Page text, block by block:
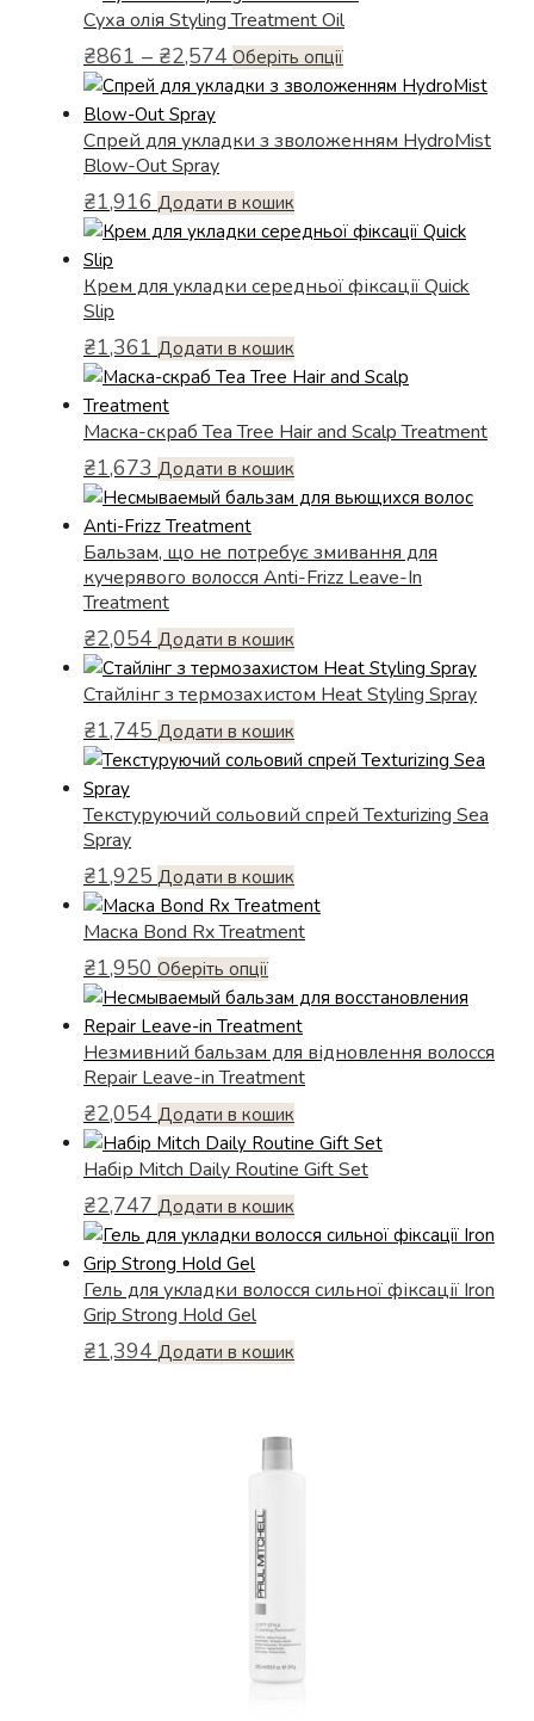
Суха олія Styling Treatment Oil
₴861 – ₴2,574 Діапазон
цін:
від
₴861
до
Оберіть опціїЦей
товар
кілька
можна
на
Спрей для укладки з зволоженням HydroMist
Blow-Out Spray
₴1,916 Додати в кошик
Крем для укладки середньої фіксації Quick
Slip
₴1,361 Додати в кошик
Маска-скраб Tea Tree Hair and Scalp Treatment
₴1,673 Додати в кошик
Бальзам, що не потребує змивання для
кучерявого волосся Anti-Frizz Leave-In
Treatment
₴2,054 Додати в кошик
Стайлінг з термозахистом Heat Styling Spray
₴1,745 Додати в кошик
Текстуруючий сольовий спрей Texturizing Sea
Spray
₴1,925 Додати в кошик
Маска Bond Rx Treatment
₴1,950 Оберіть опціїЦей
товар
має
кілька
варіантів.
Параметри
можна
вибрати
на
сторінці
Незмивний бальзам для відновлення волосся
Repair Leave-in Treatment
₴2,054 Додати в кошик
Набiр Mitch Daily Routine Gift Set
₴2,747 Додати в кошик
Гель для укладки волосся сильної фіксації Iron
Grip Strong Hold Gel
₴1,394 Додати в кошик